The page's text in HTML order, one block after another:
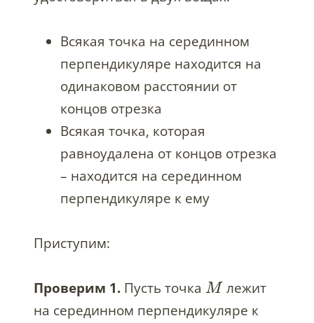
Всякая точка на серединном
перпендикуляре находится на
одинаковом расстоянии от
концов отрезка
Всякая точка, которая
равноудалена от концов отрезка
– находится на серединном
перпендикуляре к ему
Приступим:
Проверим 1. Пусть точка M лежит
на серединном перпендикуляре к